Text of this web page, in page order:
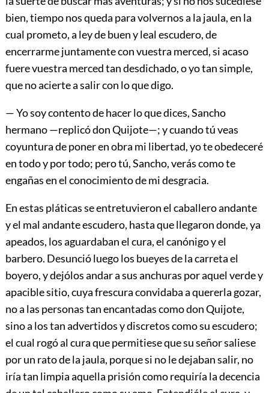
bien, tiempo nos queda para volvernos a la jaula, en la
cual prometo, a ley de buen y leal escudero, de
encerrarme juntamente con vuestra merced, si acaso
fuere vuestra merced tan desdichado, o yo tan simple,
que no acierte a salir con lo que digo.
— Yo soy contento de hacer lo que dices, Sancho
hermano —replicó don Quijote—; y cuando tú veas
coyuntura de poner en obra mi libertad, yo te obedeceré
en todo y por todo; pero tú, Sancho, verás como te
engañas en el conocimiento de mi desgracia.
En estas pláticas se entretuvieron el caballero andante
y el mal andante escudero, hasta que llegaron donde, ya
apeados, los aguardaban el cura, el canónigo y el
barbero. Desunció luego los bueyes de la carreta el
boyero, y dejólos andar a sus anchuras por aquel verde y
apacible sitio, cuya frescura convidaba a quererla gozar,
no a las personas tan encantadas como don Quijote,
sino a los tan advertidos y discretos como su escudero;
el cual rogó al cura que permitiese que su señor saliese
por un rato de la jaula, porque si no le dejaban salir, no
iría tan limpia aquella prisión como requiría la decencia